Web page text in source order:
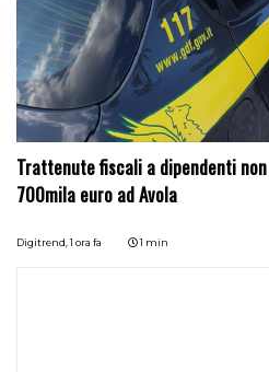
Trattenute fiscali a dipendenti
700mila euro ad Avola
Digitrend,1 ora fa 1 min